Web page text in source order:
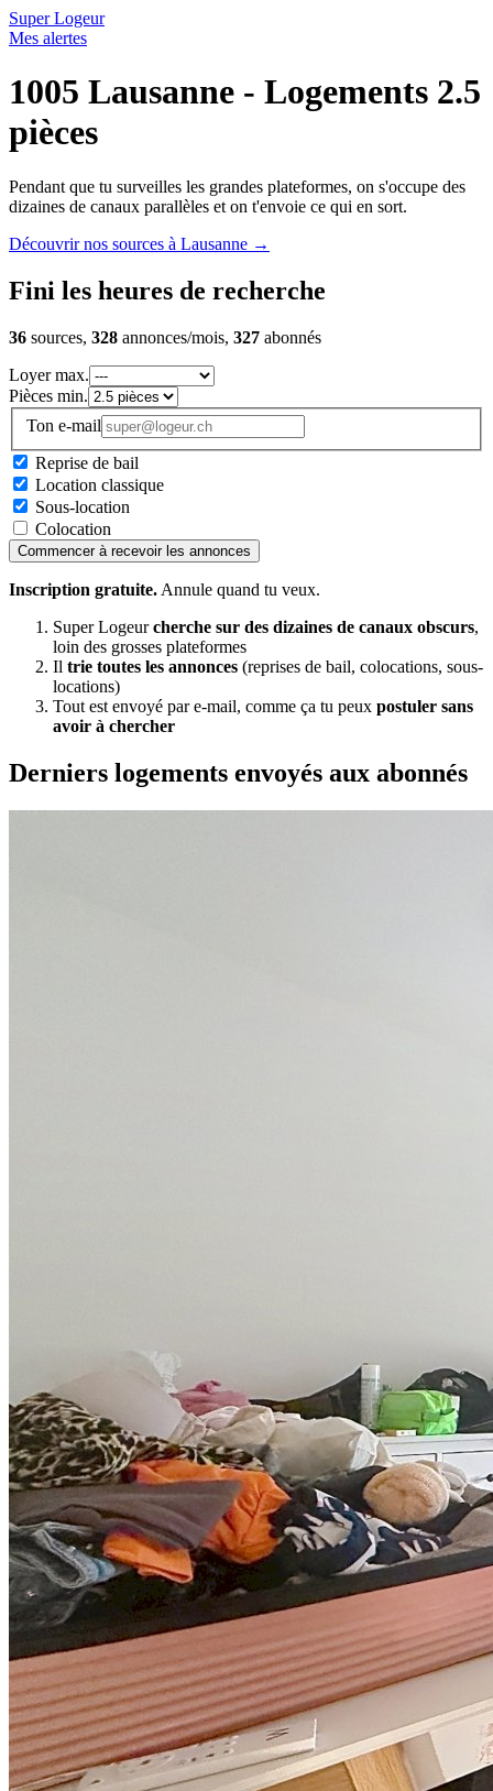
Super Logeur
Mes alertes
1005 Lausanne - Logements 2.5
pièces
Pendant que tu surveilles les grandes plateformes, on s'occupe des
dizaines de canaux parallèles et on t'envoie ce qui en sort.
Découvrir nos sources à Lausanne →
Fini les heures de recherche
36 sources, 328 annonces/mois, 327 abonnés
Loyer max.
Pièces min.
Ton e-mail
Reprise de bail
Location classique
Sous-location
Colocation
Commencer à recevoir les annonces
Inscription gratuite. Annule quand tu veux.
Super Logeurcherche sur des dizaines de canaux obscurs,
loin des grosses plateformes
Il trie toutes les annonces (reprises de bail, colocations, sous-
locations)
Tout est envoyé par e-mail, comme ça tu peux postuler sans
avoir à chercher
Derniers logements envoyés aux abonnés